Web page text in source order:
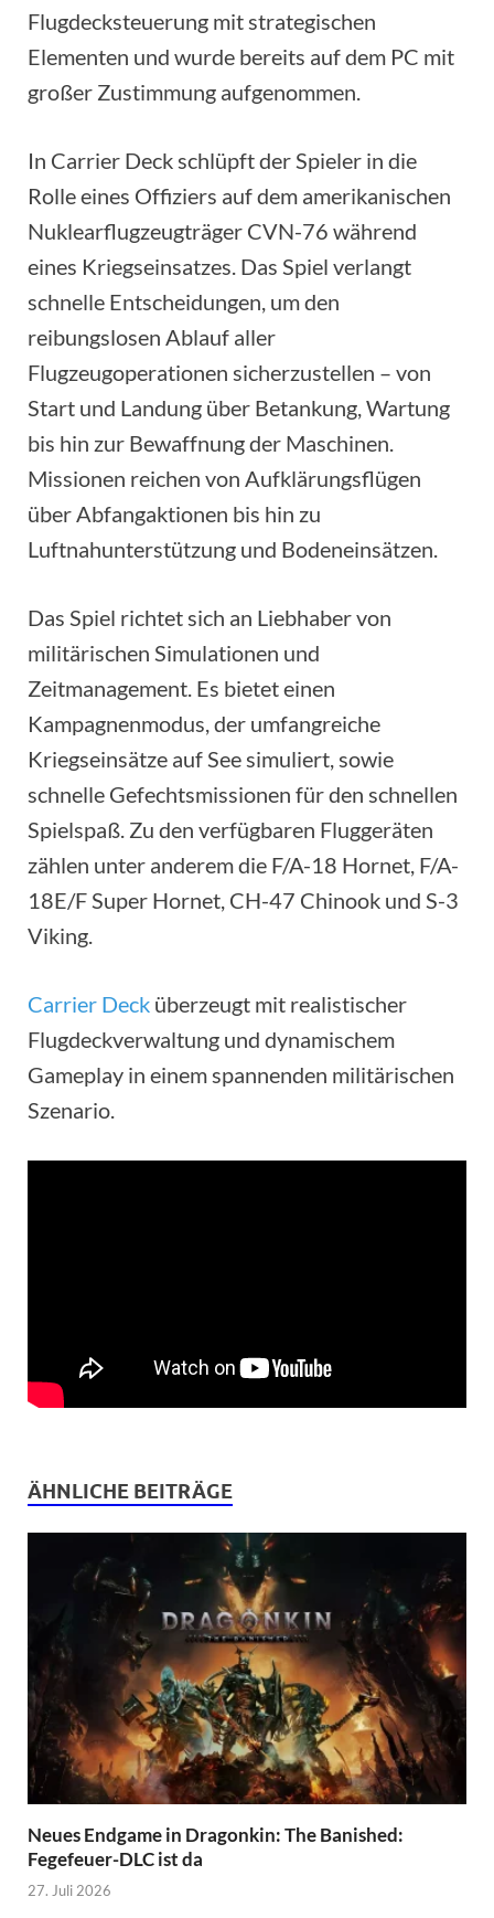
Flugdecksteuerung mit strategischen
Elementen und wurde bereits auf dem PC mit
großer Zustimmung aufgenommen.
In Carrier Deck schlüpft der Spieler in die
Rolle eines Offiziers auf dem amerikanischen
Nuklearflugzeugträger CVN-76 während
eines Kriegseinsatzes. Das Spiel verlangt
schnelle Entscheidungen, um den
reibungslosen Ablauf aller
Flugzeugoperationen sicherzustellen – von
Start und Landung über Betankung, Wartung
bis hin zur Bewaffnung der Maschinen.
Missionen reichen von Aufklärungsflügen
über Abfangaktionen bis hin zu
Luftnahunterstützung und Bodeneinsätzen.
Das Spiel richtet sich an Liebhaber von
militärischen Simulationen und
Zeitmanagement. Es bietet einen
Kampagnenmodus, der umfangreiche
Kriegseinsätze auf See simuliert, sowie
schnelle Gefechtsmissionen für den schnellen
Spielspaß. Zu den verfügbaren Fluggeräten
zählen unter anderem die F/A-18 Hornet, F/A-
18E/F Super Hornet, CH-47 Chinook und S-3
Viking.
Carrier Deck überzeugt mit realistischer
Flugdeckverwaltung und dynamischem
Gameplay in einem spannenden militärischen
Szenario.
ÄHNLICHE BEITRÄGE
Neues Endgame in Dragonkin: The Banished:
Fegefeuer-DLC ist da
27. Juli 2026